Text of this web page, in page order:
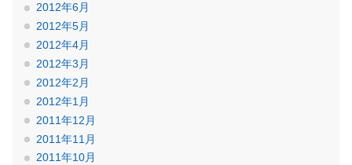
2012年6月
2012年5月
2012年4月
2012年3月
2012年2月
2012年1月
2011年12月
2011年11月
2011年10月